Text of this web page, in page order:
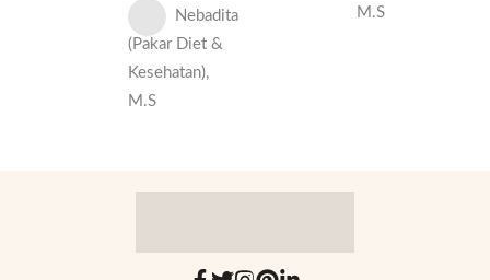
Nebadita
(Pakar Diet &
Kesehatan),
M.S
M.S